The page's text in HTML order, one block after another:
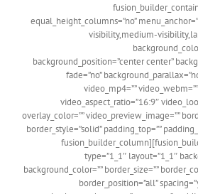
equal_height_columns=”no”
visibility,medium-
background_position=”center center”
fade=”no”
video_mp4=””
video_aspect_ratio=”16:9″
overlay_color=”” video_preview_image=””
border_style=”solid” padding_top=””
padding_right=””][fusion_builder_row][fusion_builder_column
type=”1_1″ layout=”1_1″
background_color=”” border_size=””
border_position=”all”